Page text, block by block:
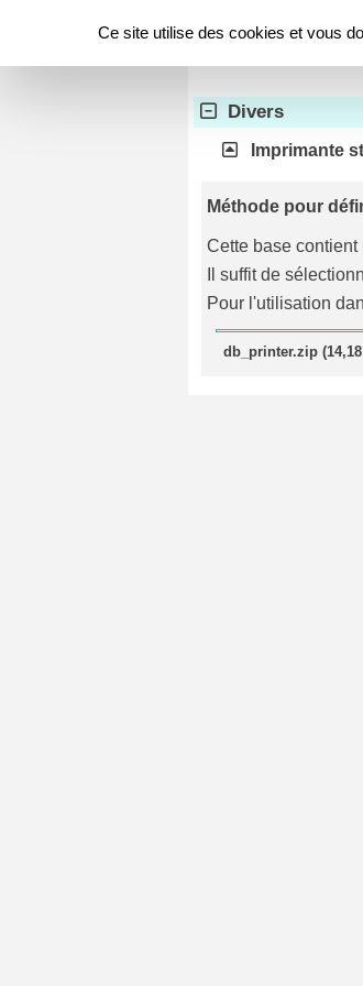
Télécharger
Divers
Imprimante
Méthode pour
Cette base
Il suffit de
Pour l'utilisation
db_printer.zip
Ce site utilise des cookies et vous